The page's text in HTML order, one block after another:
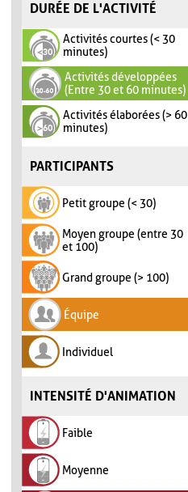
DURÉE DE L'ACTIVITÉ
Activités courtes (< 30
minutes)
Activités développées
(Entre 30 et 60 minutes)
Activités élaborées (> 60
minutes)
PARTICIPANTS
Petit groupe (< 30)
Moyen groupe (entre 30
et 100)
Grand groupe (> 100)
Équipe
Individuel
INTENSITÉ D'ANIMATION
Faible
Moyenne